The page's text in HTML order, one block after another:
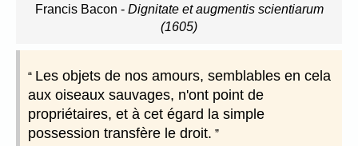
Francis Bacon - Dignitate et augmentis scientiarum
(1605)
Les objets de nos amours, semblables en cela
aux oiseaux sauvages, n'ont point de
propriétaires, et à cet égard la simple
possession transfère le droit.